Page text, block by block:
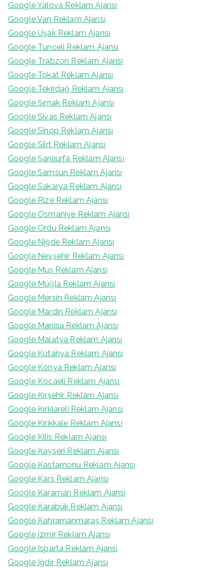
Google Yalova Reklam Ajansı
Google Van Reklam Ajansı
Google Uşak Reklam Ajansı
Google Tunceli Reklam Ajansı
Google Trabzon Reklam Ajansı
Google Tokat Reklam Ajansı
Google Tekirdağ Reklam Ajansı
Google Şırnak Reklam Ajansı
Google Sivas Reklam Ajansı
Google Sinop Reklam Ajansı
Google Siirt Reklam Ajansı
Google Şanlıurfa Reklam Ajansı
Google Samsun Reklam Ajansı
Google Sakarya Reklam Ajansı
Google Rize Reklam Ajansı
Google Osmaniye Reklam Ajansı
Google Ordu Reklam Ajansı
Google Niğde Reklam Ajansı
Google Nevşehir Reklam Ajansı
Google Muş Reklam Ajansı
Google Muğla Reklam Ajansı
Google Mersin Reklam Ajansı
Google Mardin Reklam Ajansı
Google Manisa Reklam Ajansı
Google Malatya Reklam Ajansı
Google Kütahya Reklam Ajansı
Google Konya Reklam Ajansı
Google Kocaeli Reklam Ajansı
Google Kırşehir Reklam Ajansı
Google Kırklareli Reklam Ajansı
Google Kırıkkale Reklam Ajansı
Google Kilis Reklam Ajansı
Google Kayseri Reklam Ajansı
Google Kastamonu Reklam Ajansı
Google Kars Reklam Ajansı
Google Karaman Reklam Ajansı
Google Karabük Reklam Ajansı
Google Kahramanmaraş Reklam Ajansı
Google İzmir Reklam Ajansı
Google Isparta Reklam Ajansı
Google Iğdır Reklam Ajansı